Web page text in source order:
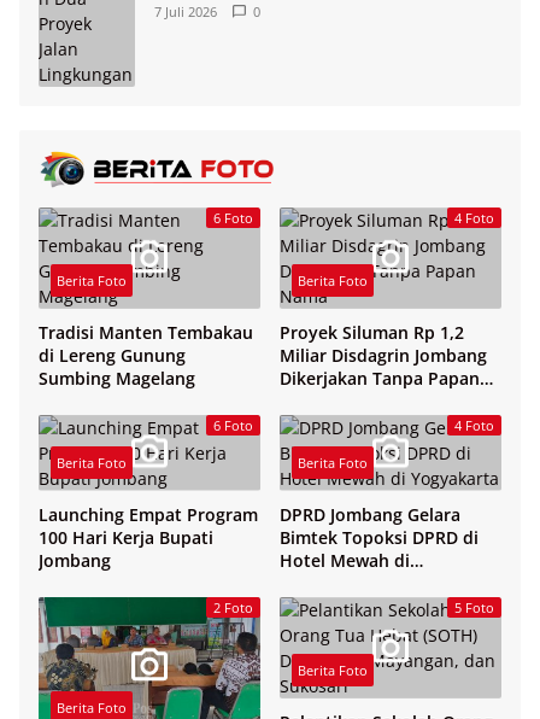
7 Juli 2026 0
6 Foto
Berita Foto
Tradisi Manten Tembakau
di Lereng Gunung
Sumbing Magelang
4 Foto
Berita Foto
Proyek Siluman Rp 1,2
Miliar Disdagrin Jombang
Dikerjakan Tanpa Papan
6 Foto
Berita Foto
Launching Empat Program
100 Hari Kerja Bupati
Jombang
4 Foto
Berita Foto
DPRD Jombang Gelara
Bimtek Topoksi DPRD di
Hotel Mewah di
2 Foto
Berita Foto
5 Foto
Berita Foto